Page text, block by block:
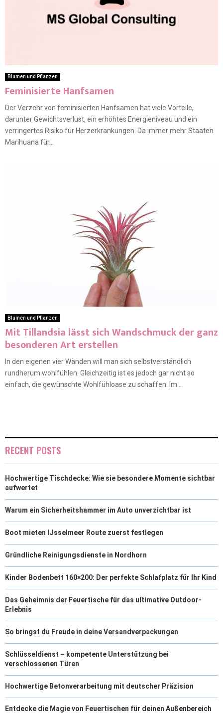
Blumen und Pflanzen
Feminisierte Hanfsamen
Der Verzehr von feminisierten Hanfsamen hat viele Vorteile,
darunter Gewichtsverlust, ein erhöhtes Energieniveau und ein
verringertes Risiko für Herzerkrankungen. Da immer mehr Staaten
Marihuana für...
Blumen und Pflanzen
Mit Tillandsia lässt sich Wandschmuck der ganz
besonderen Art erstellen
In den eigenen vier Wänden will man sich selbstverständlich
rundherum wohlfühlen. Gleichzeitig ist es jedoch gar nicht so
einfach, die gewünschte Wohlfühloase zu schaffen. Im...
RECENT POSTS
Hochwertige Tischdecke: Wie sie besondere Momente sichtbar
aufwertet
Warum ein Sicherheitshammer im Auto unverzichtbar ist
Boot mieten IJsselmeer Route zuerst festlegen
Gründliche Reinigungsdienste in Nordhorn
Kinder Bodenbett 160×200: Der perfekte Schlafplatz für Ihr Kind
Das Geheimnis der Feuertische für das ultimative Outdoor-
Erlebnis
So bringst du Freude in deine Versandverpackungen
Schlüsseldienst – kompetente Unterstützung bei
verschlossenen Türen
Hochwertige Betonverarbeitung mit deutscher Präzision
Entdecke die Magie von Feuertischen für deinen Außenbereich